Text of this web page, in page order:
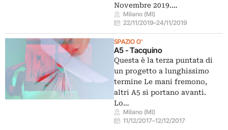
Novembre 2019.…
Milano (MI)
22/11/2019–24/11/2019
SPAZIO O'
A5 - Tacquino
Questa è la terza puntata di
un progetto a lunghissimo
termine Le mani fremono,
altri A5 si portano avanti.
Lo…
Milano (MI)
11/12/2017–12/12/2017